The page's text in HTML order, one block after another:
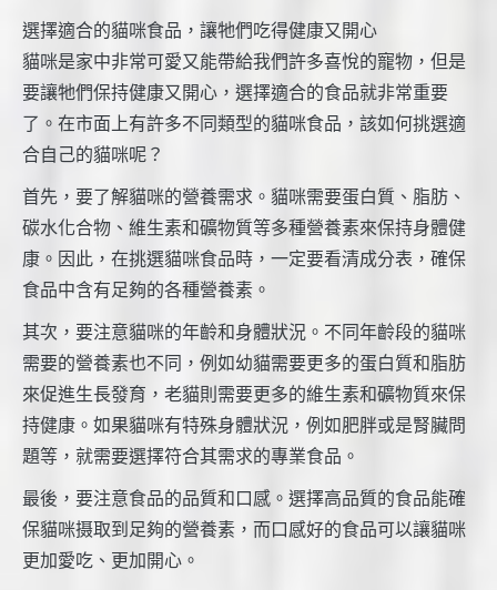
選擇適合的貓咪食品，讓牠們吃得健康又開心
貓咪是家中非常可愛又能帶給我們許多喜悅的寵物，但是
要讓牠們保持健康又開心，選擇適合的食品就非常重要
了。在市面上有許多不同類型的貓咪食品，該如何挑選適
合自己的貓咪呢？
首先，要了解貓咪的營養需求。貓咪需要蛋白質、脂肪、
碳水化合物、維生素和礦物質等多種營養素來保持身體健
康。因此，在挑選貓咪食品時，一定要看清成分表，確保
食品中含有足夠的各種營養素。
其次，要注意貓咪的年齡和身體狀況。不同年齡段的貓咪
需要的營養素也不同，例如幼貓需要更多的蛋白質和脂肪
來促進生長發育，老貓則需要更多的維生素和礦物質來保
持健康。如果貓咪有特殊身體狀況，例如肥胖或是腎臟問
題等，就需要選擇符合其需求的專業食品。
最後，要注意食品的品質和口感。選擇高品質的食品能確
保貓咪摄取到足夠的營養素，而口感好的食品可以讓貓咪
更加愛吃、更加開心。